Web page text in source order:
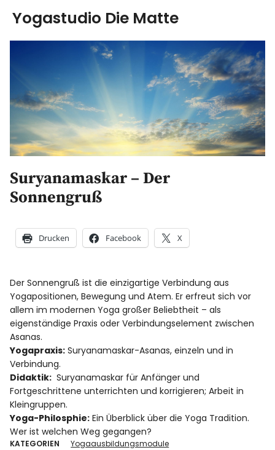
Yogastudio Die Matte
Ausbildung
Kurse & Workshops
über uns
Energiearbeit
Blog
Rezensionen
InstagramFacebookYouTube
Suryanamaskar – Der
Sonnengruß
Drucken Facebook X
Der Sonnengruß ist die einzigartige Verbindung aus
Yogapositionen, Bewegung und Atem. Er erfreut sich vor
allem im modernen Yoga großer Beliebtheit – als
eigenständige Praxis oder Verbindungselement zwischen
Asanas.
Yogapraxis: Suryanamaskar-Asanas, einzeln und in
Verbindung.
Didaktik: Suryanamaskar für Anfänger und
Fortgeschrittene unterrichten und korrigieren; Arbeit in
Kleingruppen.
Yoga-Philosphie: Ein Überblick über die Yoga Tradition.
Wer ist welchen Weg gegangen?
KATEGORIEN Yogaausbildungsmodule